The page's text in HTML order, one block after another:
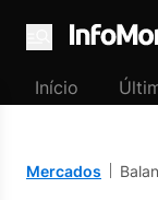
Menu
Início
Mercados